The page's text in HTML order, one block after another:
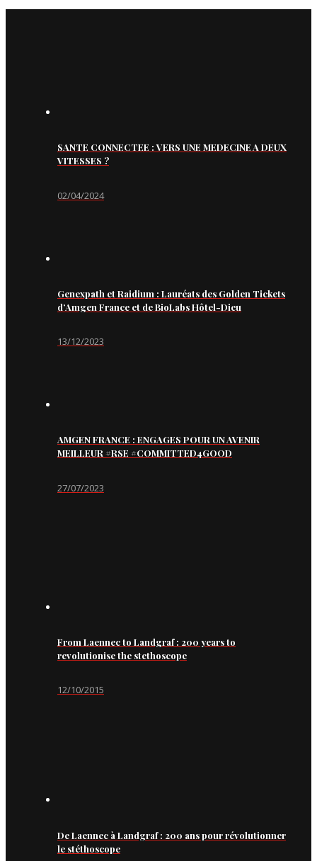
SANTE CONNECTEE : VERS UNE MEDECINE A DEUX
VITESSES ?
02/04/2024
Genexpath et Raidium : Lauréats des Golden Tickets
d’Amgen France et de BioLabs Hôtel-Dieu
13/12/2023
AMGEN FRANCE : ENGAGES POUR UN AVENIR
MEILLEUR #RSE #COMMITTED4GOOD
27/07/2023
From Laennec to Landgraf : 200 years to
revolutionise the stethoscope
12/10/2015
De Laennec à Landgraf : 200 ans pour révolutionner
le stéthoscope